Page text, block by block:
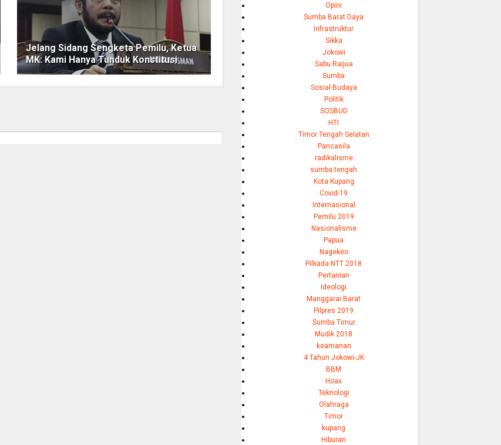
Jelang Sidang Sengketa Pemilu, Ketua
MK: Kami Hanya Tunduk Konstitusi
Opini
Sumba Barat Daya
Infrastruktur
Sikka
Jokowi
Sabu Raijua
Sumba
Sosial Budaya
Politik
SOSBUD
HTI
Timor Tengah Selatan
Pancasila
radikalisme
sumba tengah
Kota Kupang
Covid-19
Internasional
Pemilu 2019
Nasionalisme
Papua
Nagekeo
Pilkada NTT 2018
Pertanian
Ideologi
Manggarai Barat
Pilpres 2019
Sumba Timur
Mudik 2018
keamanan
4 Tahun Jokowi-JK
BBM
Hoax
Teknologi
Olahraga
Timor
kupang
Hiburan